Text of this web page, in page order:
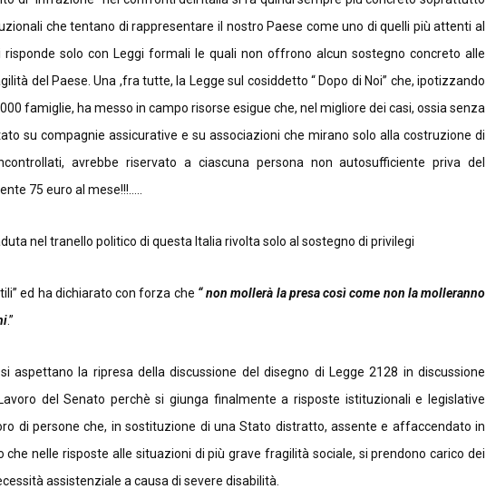
che tentano di rappresentare il nostro Paese come uno di quelli più attenti al
solo con Leggi formali le quali non offrono alcun sostegno concreto alle
del Paese. Una ,fra tutte, la Legge sul cosiddetto “ Dopo di Noi” che, ipotizzando
famiglie, ha messo in campo risorse esigue che, nel migliore dei casi, ossia senza
su compagnie assicurative e su associazioni che mirano solo alla costruzione di
avrebbe riservato a ciascuna persona non autosufficiente priva del
75 euro al mese!!!…..
nel tranello politico di questa Italia rivolta solo al sostegno di privilegi
ed ha dichiarato con forza che “ non mollerà la presa così come non la molleranno
.”
aspettano la ripresa della discussione del disegno di Legge 2128 in discussione
del Senato perchè si giunga finalmente a risposte istituzionali e legislative
di persone che, in sostituzione di una Stato distratto, assente e affaccendato in
che nelle risposte alle situazioni di più grave fragilità sociale, si prendono carico dei
assistenziale a causa di severe disabilità.